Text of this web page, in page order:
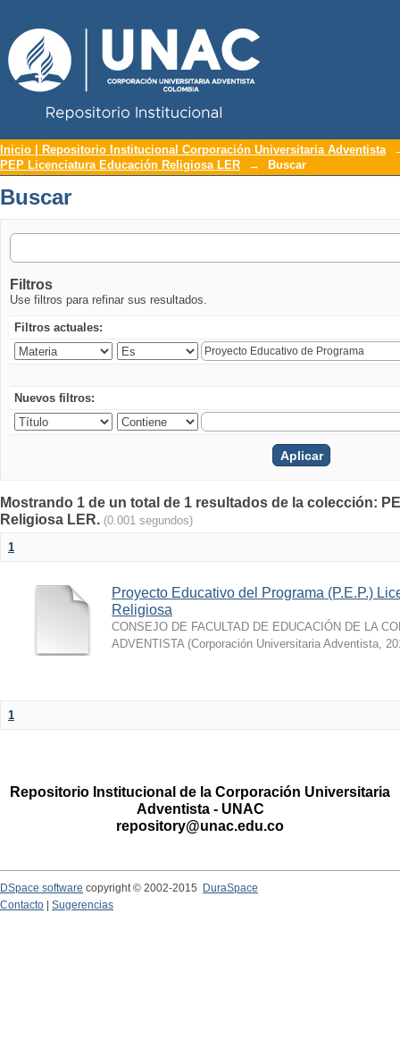
Buscar
Inicio | Repositorio Institucional Corporación Universitaria Adventista
PEP Licenciatura Educación Religiosa LER
→ Buscar
Buscar
Filtros
Use filtros para refinar sus resultados.
Filtros actuales:
Nuevos filtros:
Mostrando 1 de un total de 1 resultados de la colección:
Religiosa LER. (0.001 segundos)
1
Proyecto Educativo del Programa (P.E.P.)
Religiosa
CONSEJO DE FACULTAD DE EDUCACIÓN DE LA
ADVENTISTA (Corporación Universitaria Adventista,
1
Repositorio Institucional de la Corporación Universitaria
Adventista - UNAC
repository@unac.edu.co
DSpace software copyright © 2002-2015
DuraSpace
Contacto
Sugerencias